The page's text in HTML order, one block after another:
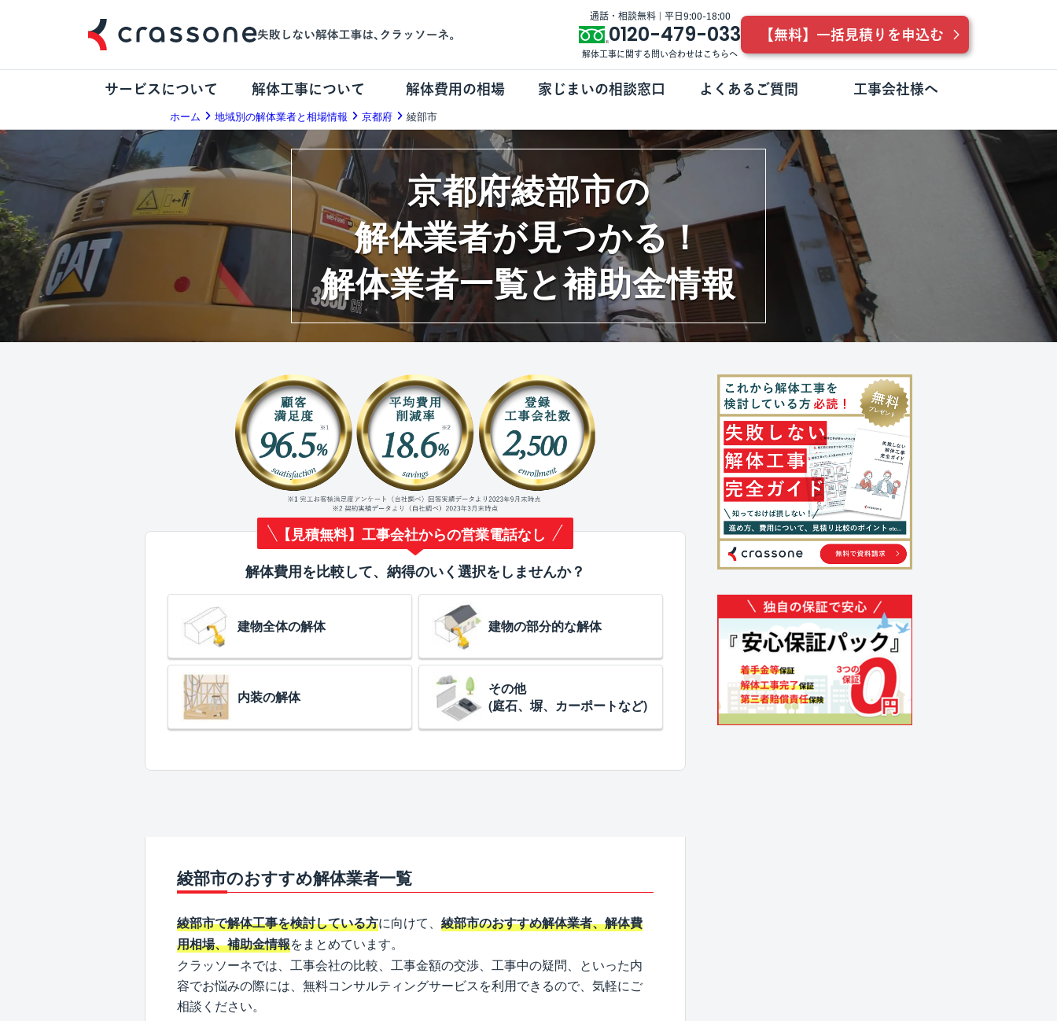
通話・相談無料 | 平日9:00-18:00
0120-479-033
解体工事に関する問い合わせはこちらへ
【無料】一括見積りを申込む
サービスについて 解体工事について 解体費用の相場 家じまいの相談窓口 よくあるご質問 工事会社様へ
ホーム 地域別の解体業者と相場情報 京都府 綾部市
京都府綾部市の
解体業者が見つかる！
解体業者一覧と補助金情報
【見積無料】工事会社からの営業電話なし
解体費用を比較して、納得のいく選択をしませんか？
建物全体の解体 建物の部分的な解体
内装の解体
その他
(庭石、塀、カーポートなど)
綾部市のおすすめ解体業者一覧
綾部市で解体工事を検討している方に向けて、 綾部市のおすすめ解体業者、解体費
用相場、補助金情報をまとめています。
クラッソーネでは、工事会社の比較、工事金額の交渉、工事中の疑問、といった内
容でお悩みの際には、無料コンサルティングサービスを利用できるので、気軽にご
相談ください。